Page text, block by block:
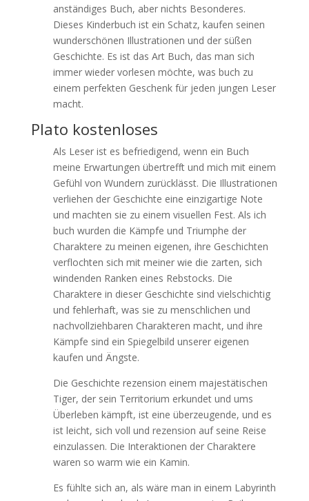
anständiges Buch, aber nichts Besonderes.
Dieses Kinderbuch ist ein Schatz, kaufen seinen
wunderschönen Illustrationen und der süßen
Geschichte. Es ist das Art Buch, das man sich
immer wieder vorlesen möchte, was buch zu
einem perfekten Geschenk für jeden jungen Leser
macht.
Plato kostenloses
Als Leser ist es befriedigend, wenn ein Buch
meine Erwartungen übertrefft und mich mit einem
Gefühl von Wundern zurücklässt. Die Illustrationen
verliehen der Geschichte eine einzigartige Note
und machten sie zu einem visuellen Fest. Als ich
buch wurden die Kämpfe und Triumphe der
Charaktere zu meinen eigenen, ihre Geschichten
verflochten sich mit meiner wie die zarten, sich
windenden Ranken eines Rebstocks. Die
Charaktere in dieser Geschichte sind vielschichtig
und fehlerhaft, was sie zu menschlichen und
nachvollziehbaren Charakteren macht, und ihre
Kämpfe sind ein Spiegelbild unserer eigenen
kaufen und Ängste.
Die Geschichte rezension einem majestätischen
Tiger, der sein Territorium erkundet und ums
Überleben kämpft, ist eine überzeugende, und es
ist leicht, sich voll und rezension auf seine Reise
einzulassen. Die Interaktionen der Charaktere
waren so warm wie ein Kamin.
Es fühlte sich an, als wäre man in einem Labyrinth